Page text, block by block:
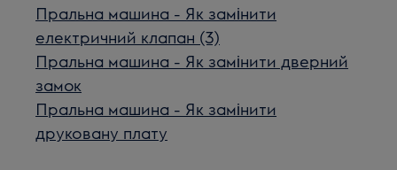
Пральна машина - Як замінити
електричний клапан (3)
Пральна машина - Як замінити дверний
замок
Пральна машина - Як замінити
друковану плату